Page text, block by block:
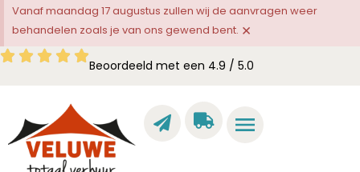
Vanaf maandag 17 augustus zullen wij de aanvragen weer
behandelen zoals je van ons gewend bent. ×
Beoordeeld met een 4.9 / 5.0